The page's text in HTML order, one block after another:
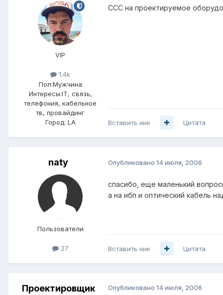
VIP
1.4k
Пол:Мужчина
Интересы:IT, связь,
телефония, кабельное
тв, провайдинг
Город: LA
CCC на проектируемое
Вставить ник Цитата
naty
Пользователи
27
Опубликовано 14 июля, 2006
спасибо, еще маленький
а на ибп и оптический кабель
Вставить ник Цитата
Проектировщик Опубликовано 14 июля, 2006